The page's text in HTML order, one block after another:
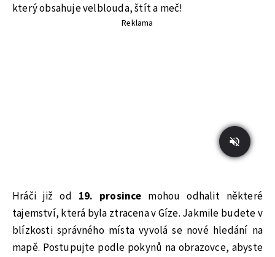
který obsahuje velblouda, štít a meč!
Reklama
Hráči již od 19. prosince mohou odhalit některé
tajemství, která byla ztracena v Gíze. Jakmile budete v
blízkosti správného místa vyvolá se nové hledání na
mapě. Postupujte podle pokynů na obrazovce, abyste